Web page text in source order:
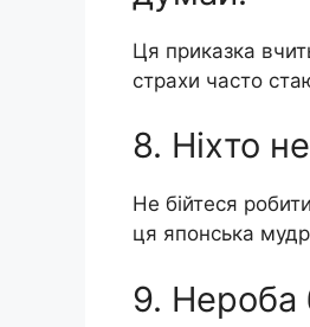
Ця приказка
страхи часто
8. Ніхто
Не бійтеся
ця японська
9. Нероба